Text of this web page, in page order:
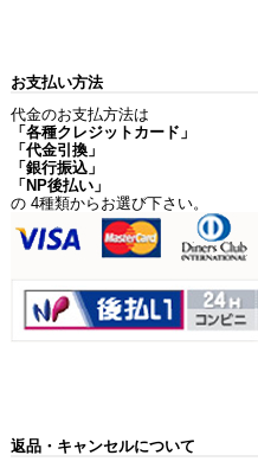
お支払い方法
代金のお支払方法は
「各種クレジットカード」
「代金引換」
「銀行振込」
「NP後払い」
の 4種類からお選び下さい。
返品・キャンセルについて